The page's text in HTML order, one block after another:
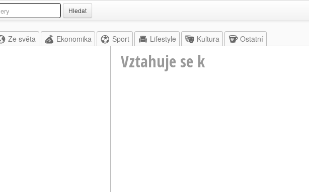
Hledat
Ze světa Ekonomika Sport Lifestyle Kultura Ostatní
Vztahuje se k